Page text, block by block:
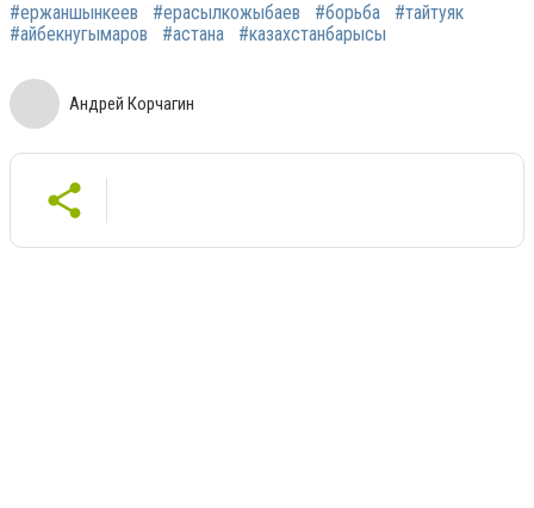
#ержаншынкеев #ерасылкожыбаев #борьба
#тайтуяк
#айбекнугымаров
#астана #казахстанбарысы
Андрей Корчагин